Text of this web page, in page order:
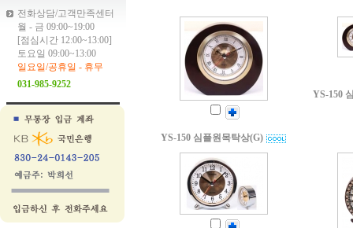
전화상담/고객만족센터
월 - 금 09:00~19:00
[점심시간 12:00~13:00]
토요일 09:00~13:00
일요일/공휴일 - 휴무
031-985-9252
YS-150 심플원목탁상(G)
YS-150